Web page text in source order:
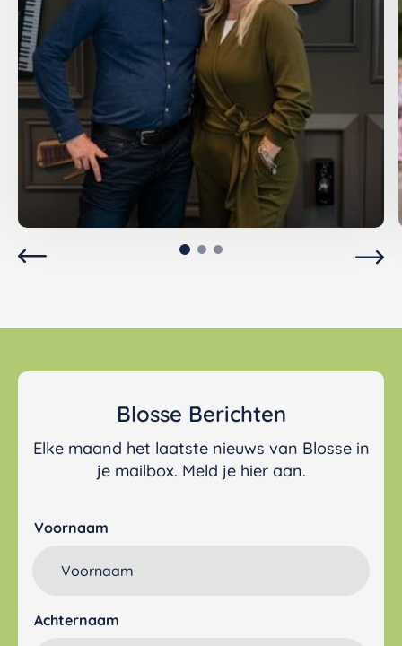
Editorial: Geloof in de kracht van
iedereen tot zijn recht komt en ieder kind de
Blosse Berichten
Elke maand het laatste nieuws van Blosse in
je mailbox. Meld je hier aan.
Voornaam
Achternaam